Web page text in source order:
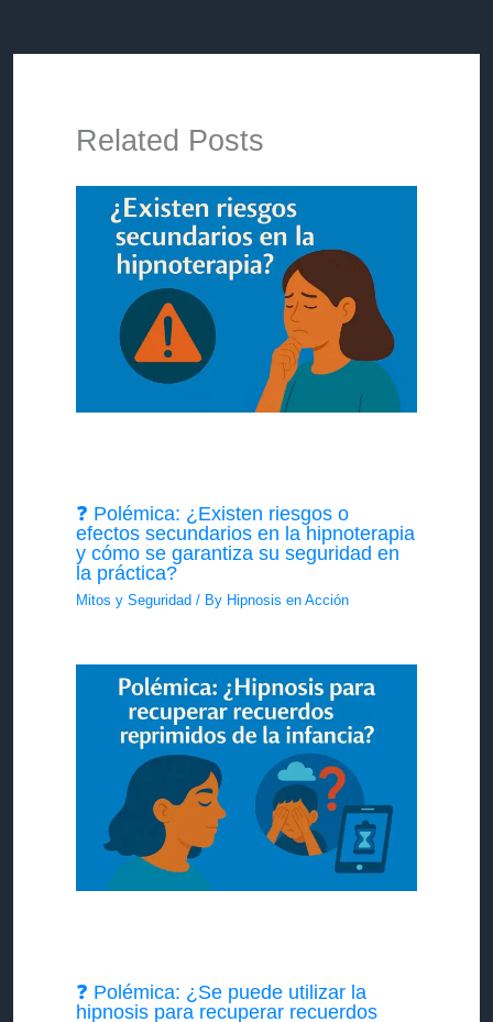
Related Posts
❓ Polémica: ¿Existen riesgos o
efectos secundarios en la hipnoterapia
y cómo se garantiza su seguridad en
la práctica?
Mitos y Seguridad / By Hipnosis en Acción
❓ Polémica: ¿Se puede utilizar la
hipnosis para recuperar recuerdos